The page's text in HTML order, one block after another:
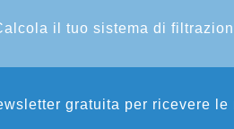
il tuo sistema di
gratuita per ricevere